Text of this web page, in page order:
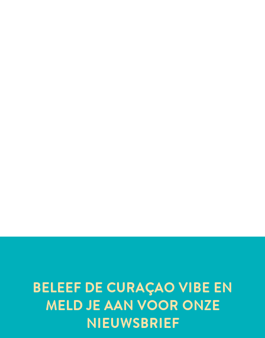
bezoekBELEEF DE CURAÇAO VIBE EN
MELD JE AAN VOOR ONZE
NIEUWSBRIEF